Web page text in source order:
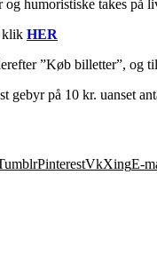
humoristiske takes
klik HER
”Køb billetter”, og
gebyr på 10 kr. uanset
PinterestVkXingE-